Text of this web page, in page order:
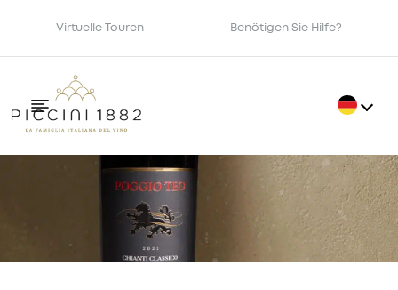
Virtuelle Touren Benötigen Sie Hilfe?